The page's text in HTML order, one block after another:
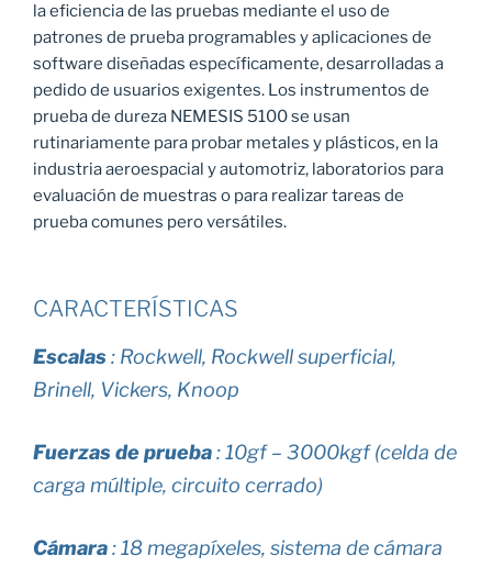
la eficiencia de las pruebas mediante el uso de
patrones de prueba programables y aplicaciones de
software diseñadas específicamente, desarrolladas a
pedido de usuarios exigentes. Los instrumentos de
prueba de dureza NEMESIS 5100 se usan
rutinariamente para probar metales y plásticos, en la
industria aeroespacial y automotriz, laboratorios para
evaluación de muestras o para realizar tareas de
prueba comunes pero versátiles.
CARACTERÍSTICAS
Escalas : Rockwell, Rockwell superficial,
Brinell, Vickers, Knoop
Fuerzas de prueba: 10gf – 3000kgf (celda de
carga múltiple, circuito cerrado)
Cámara: 18 megapíxeles, sistema de cámara